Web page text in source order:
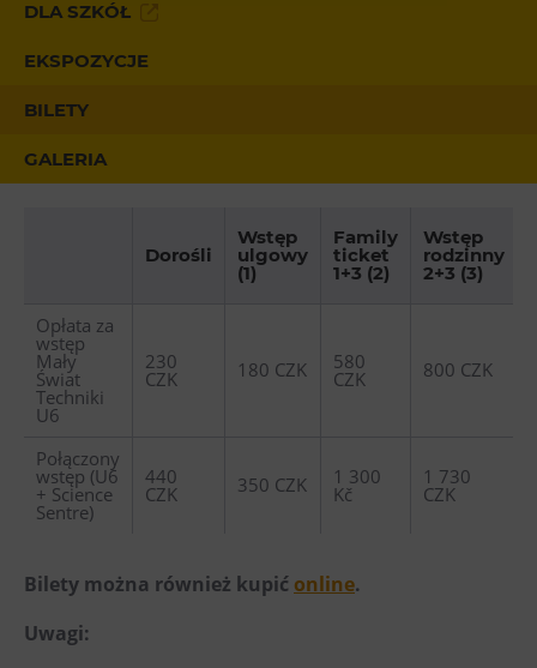
HopJump
Ściana wspinaczkowa
Narodowe Muzeum Rolnicze
Muzeum Górnictwa w Parku Landek
Przekąski
Kawiarnia Wielki Świat Techniki
L’Osteria
Restaurace VP ART
CØKAFE Dolní Vítkovice
DLA SZKÓŁ
EKSPOZYCJE
BILETY
GALERIA
Dorośli
Wstęp
ulgowy
(1)
Family
ticket
1+3 (2)
Wstęp
rodzinny
2+3 (3)
Opłata za
wstęp
Mały
Świat
Techniki
U6
230
CZK 180 CZK 580
CZK 800 CZK
Połączony
wstęp (U6
+ Science
Sentre)
440
CZK 350 CZK 1 300
Kč
1 730
CZK
Bilety można również kupić online.
Uwagi: